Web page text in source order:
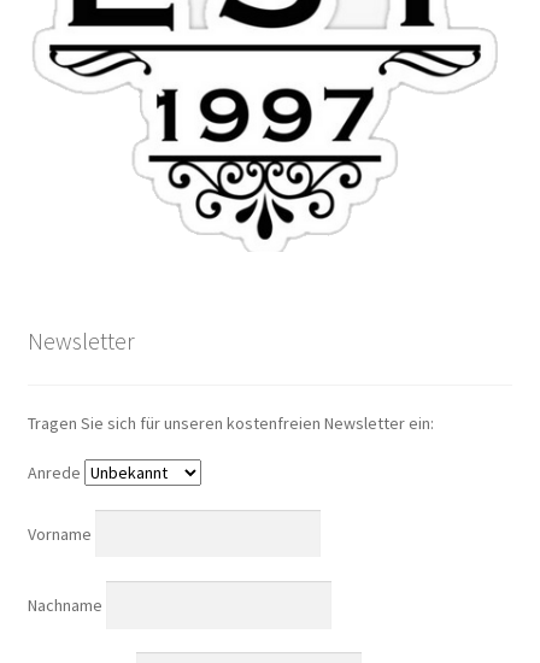
Newsletter
Tragen Sie sich für unseren kostenfreien Newsletter ein:
Anrede
Vorname
Nachname